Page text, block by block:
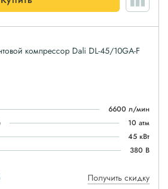
компрессор Dali DL-45/10GA-F
6600 л/мин
10 атм
45 кВт
380 В
Получить скидку